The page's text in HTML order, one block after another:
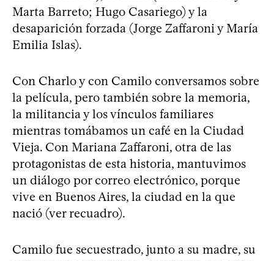
Marta Barreto; Hugo Casariego) y la
desaparición forzada (Jorge Zaffaroni y María
Emilia Islas).
Con Charlo y con Camilo conversamos sobre
la película, pero también sobre la memoria,
la militancia y los vínculos familiares
mientras tomábamos un café en la Ciudad
Vieja. Con Mariana Zaffaroni, otra de las
protagonistas de esta historia, mantuvimos
un diálogo por correo electrónico, porque
vive en Buenos Aires, la ciudad en la que
nació (ver recuadro).
Camilo fue secuestrado, junto a su madre, su